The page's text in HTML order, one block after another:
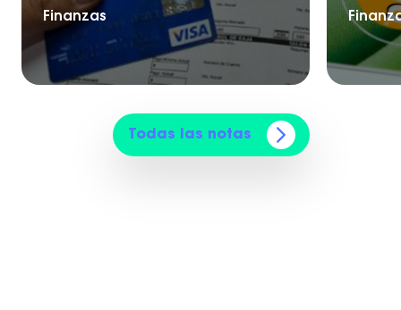
Finanzas
Todas las notas